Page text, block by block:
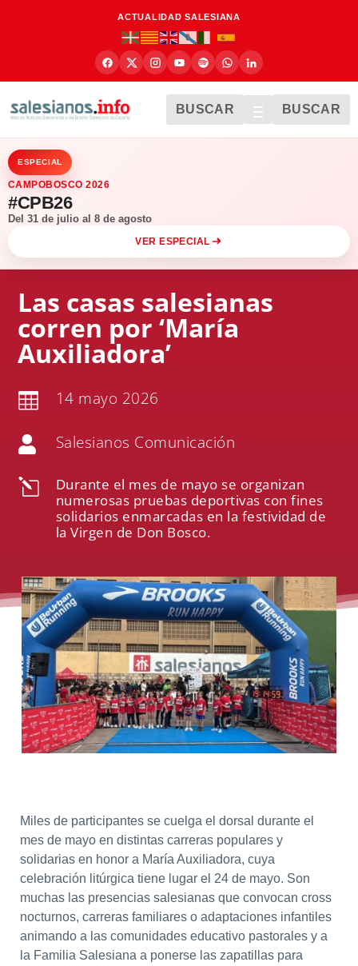
ACTUALIDAD SALESIANA
BUSCAR BUSCAR
ESPECIAL
CAMPOBOSCO 2026
#CPB26
Del 31 de julio al 8 de agosto
VER ESPECIAL
Las casas salesianas
corren por ‘María
Auxiliadora’
 14 mayo 2026
 Salesianos Comunicación
l
Durante el mes de mayo se organizan
numerosas pruebas deportivas con fines
solidarios enmarcadas en la festividad de
la Virgen de Don Bosco.
Miles de participantes se cuelga el dorsal durante el
mes de mayo en distintas carreras populares y
solidarias en honor a María Auxiliadora, cuya
celebración litúrgica tiene lugar el 24 de mayo. Son
muchas las presencias salesianas que convocan cross
nocturnos, carreras familiares o adaptaciones infantiles
animando a las comunidades educativo pastorales y a
la Familia Salesiana a ponerse las zapatillas para